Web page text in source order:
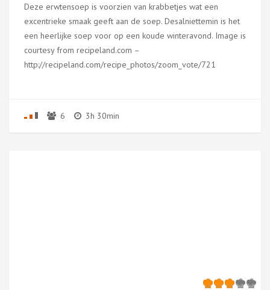
Deze erwtensoep is voorzien van krabbetjes wat een
excentrieke smaak geeft aan de soep. Desalniettemin is het
een heerlijke soep voor op een koude winteravond. Image is
courtesy from recipeland.com –
http://recipeland.com/recipe_photos/zoom_vote/721
6 3h 30min